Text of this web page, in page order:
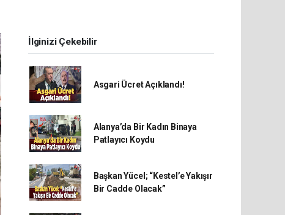
İlginizi Çekebilir
Asgari Ücret Açıklandı!
Alanya’da Bir Kadın Binaya
Patlayıcı Koydu
Başkan Yücel; “Kestel’e Yakışır
Bir Cadde Olacak”